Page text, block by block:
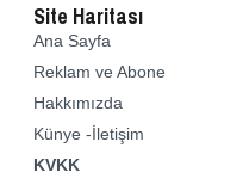
Site Haritası
Ana Sayfa
Reklam ve Abone
Hakkımızda
Künye -İletişim
KVKK